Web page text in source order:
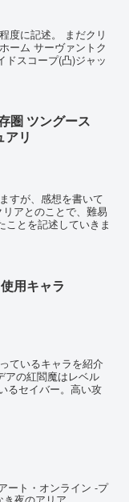
度に記述。 まだクリ
ーム サーヴァントク
ドスコープ(凸)ジャッ
圏 ツングース
アリ
すが、感想を書いて
アとのことで、難易
ことを記述していきま
用キャラ
ているキャラを紹介
アの紅閻魔はレベル
るセイバー。高い攻
ート・オンライン -プ